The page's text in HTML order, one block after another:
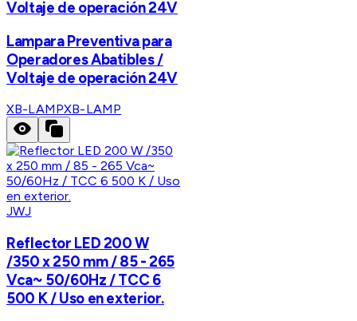
Voltaje de operación 24V
Lampara Preventiva para
Operadores Abatibles /
Voltaje de operación 24V
XB-LAMPXB-LAMP
JWJ
Reflector LED 200 W
/350 x 250 mm / 85 - 265
Vca~ 50/60Hz / TCC 6
500 K / Uso en exterior.